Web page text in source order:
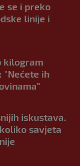
se i preko
linije i
kilogram
"Nećete ih
iskustava.
savjeta